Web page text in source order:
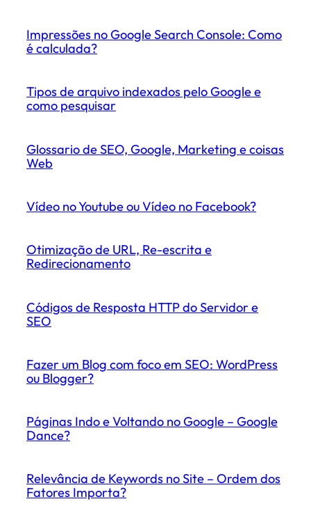
Impressões no Google Search Console: Como
é calculada?
Tipos de arquivo indexados pelo Google e
como pesquisar
Glossario de SEO, Google, Marketing e coisas
Web
Vídeo no Youtube ou Vídeo no Facebook?
Otimização de URL, Re-escrita e
Redirecionamento
Códigos de Resposta HTTP do Servidor e
SEO
Fazer um Blog com foco em SEO: WordPress
ou Blogger?
Páginas Indo e Voltando no Google – Google
Dance?
Relevância de Keywords no Site – Ordem dos
Fatores Importa?